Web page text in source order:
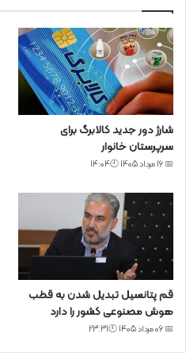
شارژ دور جدید کالابرگ برای
سرپرستان خانوار
📅 16 مرداد 1405 🕙14:04
قم پتانسیل تبدیل شدن به قطب
هوش مصنوعی کشور را دارد
📅 06 مرداد 1405 🕙23:31